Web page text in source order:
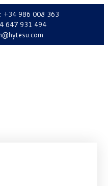
: +34 986 008 363
647 931 494